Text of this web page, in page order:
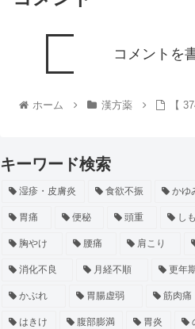
コメントを
ホーム 漢方薬 【
キーワード検索
湿疹・皮膚炎 食欲不振 かゆ
胃痛 便秘 頭重 し
胸やけ 腰痛 肩こり
消化不良 月経不順 更年
かぶれ 胃腸虚弱 筋肉痛
はきけ 腹部膨満 胃炎